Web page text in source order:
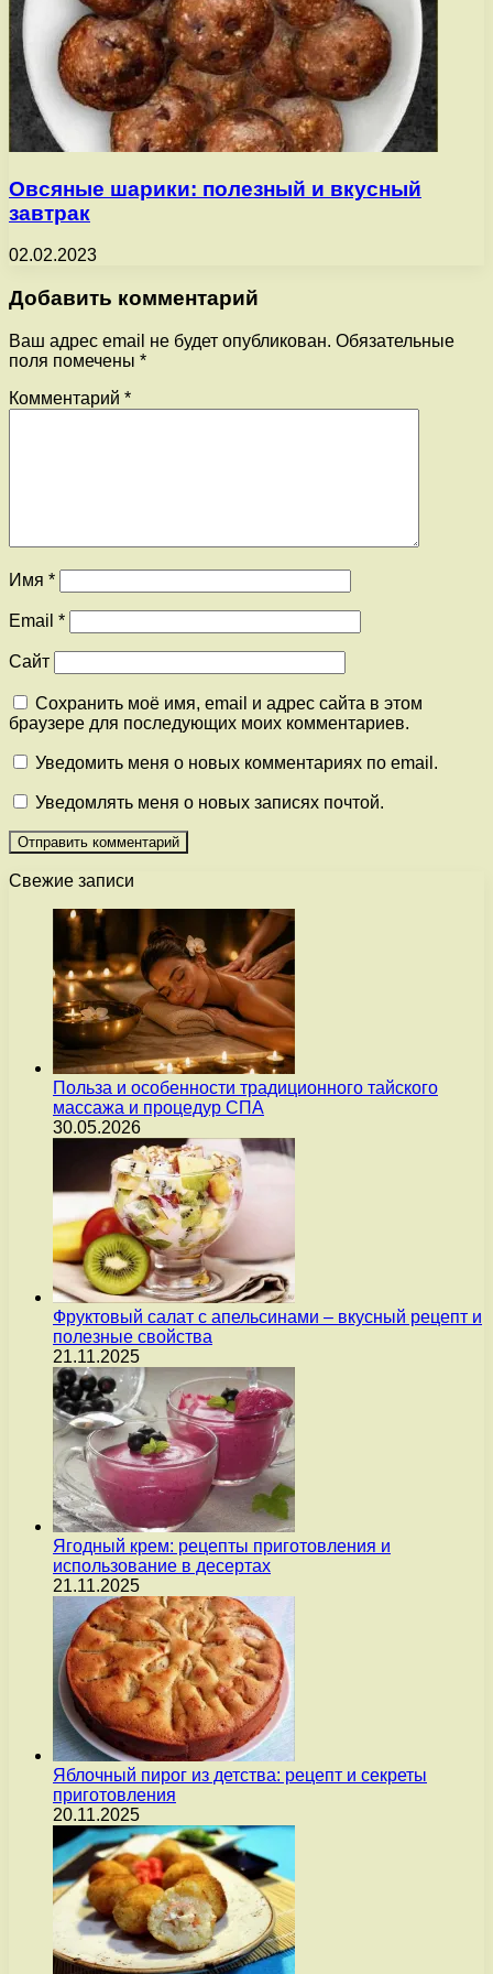
Овсяные шарики: полезный и вкусный
завтрак
02.02.2023
Добавить комментарий
Ваш адрес email не будет опубликован. Обязательные
поля помечены *
Комментарий *
Имя *
Email *
Сайт
Сохранить моё имя, email и адрес сайта в этом
браузере для последующих моих комментариев.
Уведомить меня о новых комментариях по email.
Уведомлять меня о новых записях почтой.
Свежие записи
Польза и особенности традиционного тайского
массажа и процедур СПА
30.05.2026
Фруктовый салат с апельсинами – вкусный рецепт и
полезные свойства
21.11.2025
Ягодный крем: рецепты приготовления и
использование в десертах
21.11.2025
Яблочный пирог из детства: рецепт и секреты
приготовления
20.11.2025